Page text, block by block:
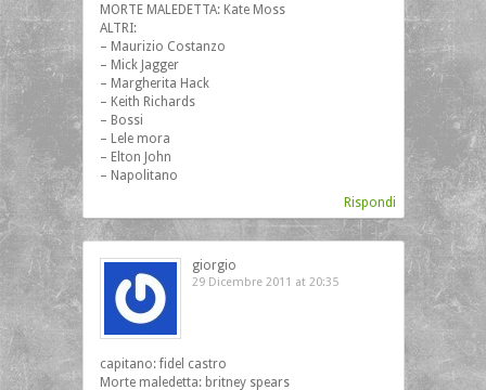
MORTE MALEDETTA: Kate Moss
ALTRI:
– Maurizio Costanzo
– Mick Jagger
– Margherita Hack
– Keith Richards
– Bossi
– Lele mora
– Elton John
– Napolitano
Rispondi
giorgio
29 Dicembre 2011 at 20:35
capitano: fidel castro
Morte maledetta: britney spears